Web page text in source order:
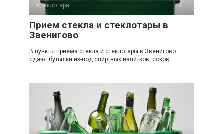
Стеклотара 0
Прием стекла и стеклотары в
Звенигово
В пункты приема стекла и стеклотары в Звенигово
сдают бутылки из-под спиртных напитков, соков,